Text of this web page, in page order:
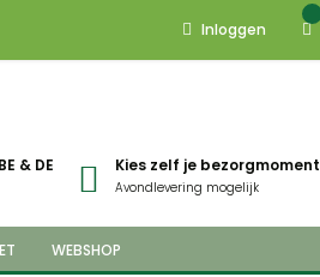
Inloggen
& DE Kies zelf je bezorgmoment
Avondlevering mogelijk
WEBSHOP